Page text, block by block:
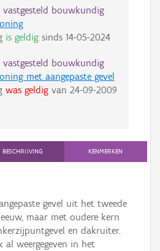
vastgesteld bouwkundig
is geldigsinds 14-05-2024
vastgesteld bouwkundig
met aangepaste gevel
was geldigvan 24-09-2009
BESCHRIJVING KENMERKEN
gevel uit het tweede
maar met oudere kern
en dakruiter.
al weergegeven in het